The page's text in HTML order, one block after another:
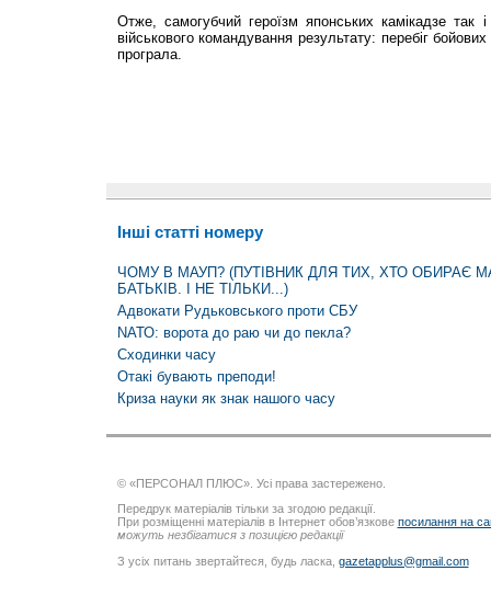
Отже, самогубчий героїзм японських камікадзе так
військового командування результату: перебіг
програла.
Інші статті номеру
ЧОМУ В МАУП? (ПУТІВНИК ДЛЯ ТИХ, ХТО ОБИРАЄ
БАТЬКІВ. І НЕ ТІЛЬКИ...)
Адвокати Рудьковського проти СБУ
NАТО: ворота до раю чи до пекла?
Сходинки часу
Отакі бувають преподи!
Криза науки як знак нашого часу
© «ПЕРСОНАЛ ПЛЮС». Усі права застережено.
Передрук матеріалів тільки за згодою редакції.
При розміщенні матеріалів в Інтернет обов’язкове посилання на
можуть незбігатися з позицією редакції
З усіх питань звертайтеся, будь ласка, gazetapplus@gmail.com